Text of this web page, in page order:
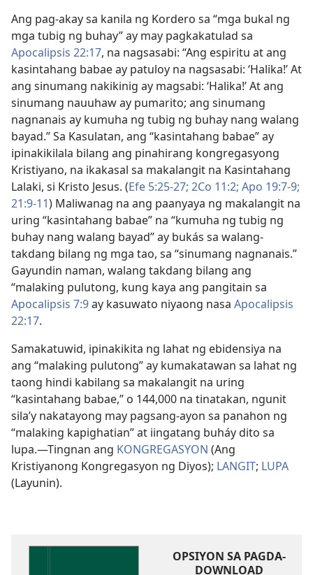
Ang pag-akay sa kanila ng Kordero sa “mga bukal ng
mga tubig ng buhay” ay may pagkakatulad sa
Apocalipsis 22:17, na nagsasabi: “Ang espiritu at ang
kasintahang babae ay patuloy na nagsasabi: ‘Halika!’ At
ang sinumang nakikinig ay magsabi: ‘Halika!’ At ang
sinumang nauuhaw ay pumarito; ang sinumang
nagnanais ay kumuha ng tubig ng buhay nang walang
bayad.” Sa Kasulatan, ang “kasintahang babae” ay
ipinakikilala bilang ang pinahirang kongregasyong
Kristiyano, na ikakasal sa makalangit na Kasintahang
Lalaki, si Kristo Jesus. (Efe 5:25-27; 2Co 11:2; Apo 19:7-9;
21:9-11) Maliwanag na ang paanyaya ng makalangit na
uring “kasintahang babae” na “kumuha ng tubig ng
buhay nang walang bayad” ay bukás sa walang-
takdang bilang ng mga tao, sa “sinumang nagnanais.”
Gayundin naman, walang takdang bilang ang
“malaking pulutong, kung kaya ang pangitain sa
Apocalipsis 7:9ay kasuwato niyaong nasa Apocalipsis
22:17.
Samakatuwid, ipinakikita ng lahat ng ebidensiya na
ang “malaking pulutong” ay kumakatawan sa lahat ng
taong hindi kabilang sa makalangit na uring
“kasintahang babae,” o 144,000 na tinatakan, ngunit
sila’y nakatayong may pagsang-ayon sa panahon ng
“malaking kapighatian” at iingatang buháy dito sa
lupa.​—Tingnan ang KONGREGASYON (Ang
Kristiyanong Kongregasyon ng Diyos); LANGIT; LUPA
(Layunin).
OPSIYON SA PAGDA-
DOWNLOAD